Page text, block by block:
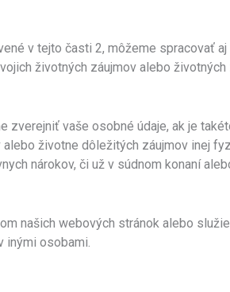
v tejto časti 2, môžeme spracovať
životných záujmov alebo
vaše osobné údaje, ak je
životne dôležitých záujmov inej
nárokov, či už v súdnom konaní
našich webových stránok alebo
inými osobami.